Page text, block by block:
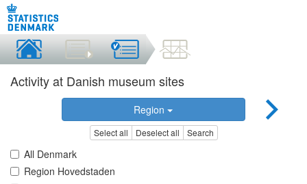
Activity at Danish museum sites
Region
Select all Deselect all Search
All Denmark
Region Hovedstaden